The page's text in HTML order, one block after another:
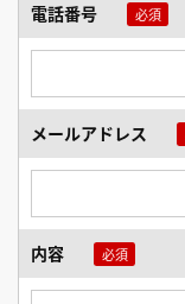
電話番号
メールアドレス
内容